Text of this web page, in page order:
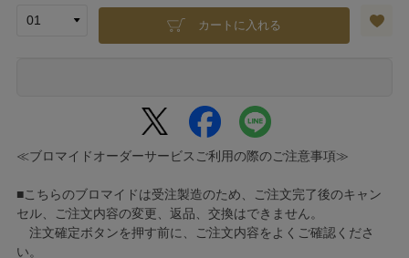
カートに入れる
≪ブロマイドオーダーサービスご利用の際のご注意事項≫
■こちらのブロマイドは受注製造のため、ご注文完了後のキャン
セル、ご注文内容の変更、返品、交換はできません。
注文確定ボタンを押す前に、ご注文内容をよくご確認くださ
い。